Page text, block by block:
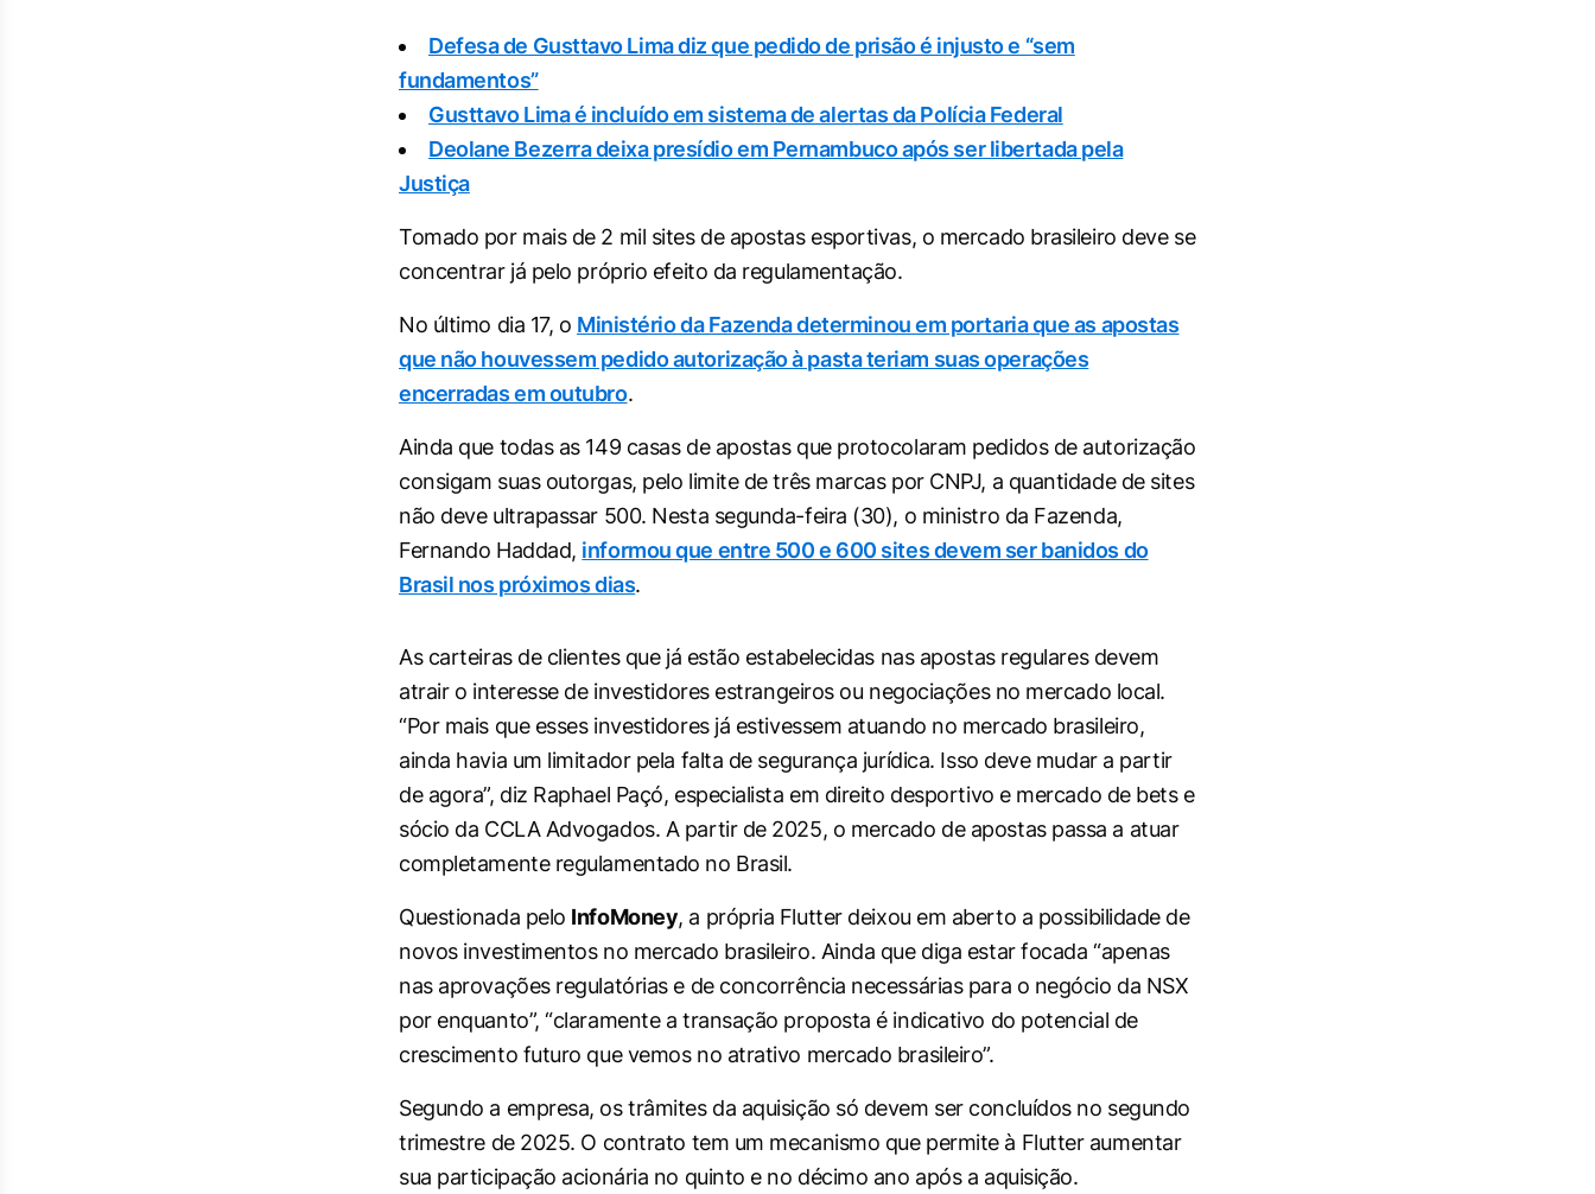
Defesa de Gusttavo Lima diz que pedido de prisão é injusto e “sem
fundamentos”
Gusttavo Lima é incluído em sistema de alertas da Polícia Federal
Deolane Bezerra deixa presídio em Pernambuco após ser libertada pela
Justiça
Tomado por mais de 2 mil sites de apostas esportivas, o mercado brasileiro deve se
concentrar já pelo próprio efeito da regulamentação.
No último dia 17, o Ministério da Fazenda determinou em portaria que as apostas
que não houvessem pedido autorização à pasta teriam suas operações
encerradas em outubro.
Ainda que todas as 149 casas de apostas que protocolaram pedidos de autorização
consigam suas outorgas, pelo limite de três marcas por CNPJ, a quantidade de sites
não deve ultrapassar 500. Nesta segunda-feira (30), o ministro da Fazenda,
Fernando Haddad, informou que entre 500 e 600 sites devem ser banidos do
Brasil nos próximos dias.
As carteiras de clientes que já estão estabelecidas nas apostas regulares devem
atrair o interesse de investidores estrangeiros ou negociações no mercado local.
“Por mais que esses investidores já estivessem atuando no mercado brasileiro,
ainda havia um limitador pela falta de segurança jurídica. Isso deve mudar a partir
de agora”, diz Raphael Paçó, especialista em direito desportivo e mercado de bets e
sócio da CCLA Advogados. A partir de 2025, o mercado de apostas passa a atuar
completamente regulamentado no Brasil.
Questionada pelo InfoMoney, a própria Flutter deixou em aberto a possibilidade de
novos investimentos no mercado brasileiro. Ainda que diga estar focada “apenas
nas aprovações regulatórias e de concorrência necessárias para o negócio da NSX
por enquanto”, “claramente a transação proposta é indicativo do potencial de
crescimento futuro que vemos no atrativo mercado brasileiro”.
Segundo a empresa, os trâmites da aquisição só devem ser concluídos no segundo
trimestre de 2025. O contrato tem um mecanismo que permite à Flutter aumentar
sua participação acionária no quinto e no décimo ano após a aquisição.